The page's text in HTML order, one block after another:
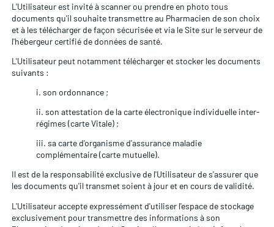
L'Utilisateur est invité à scanner ou prendre en photo tous
documents qu'il souhaite transmettre au Pharmacien de son choix
et à les télécharger de façon sécurisée et via le Site sur le serveur de
l'hébergeur certifié de données de santé.
L'Utilisateur peut notamment télécharger et stocker les documents
suivants :
i. son ordonnance ;
ii. son attestation de la carte électronique individuelle inter-
régimes (carte Vitale) ;
iii. sa carte d'organisme d'assurance maladie
complémentaire (carte mutuelle).
Il est de la responsabilité exclusive de l'Utilisateur de s'assurer que
les documents qu'il transmet soient à jour et en cours de validité.
L'Utilisateur accepte expressément d'utiliser l'espace de stockage
exclusivement pour transmettre des informations à son